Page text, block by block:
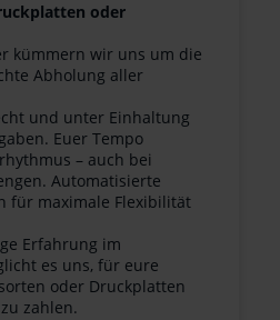
oder
kümmern wir uns um die
Abholung aller
und unter Einhaltung
Euer Tempo
– auch bei
Automatisierte
für maximale Flexibilität
Erfahrung im
es uns, für eure
oder Druckplatten
zahlen.